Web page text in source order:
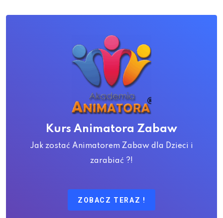
Kurs Animatora Zabaw
Jak zostać Animatorem Zabaw dla Dzieci i
zarabiać ?!
ZOBACZ TERAZ !